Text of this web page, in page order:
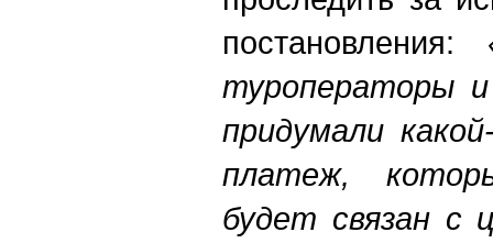
постановления:
туроператоры
придумали
платеж,
будет связан с